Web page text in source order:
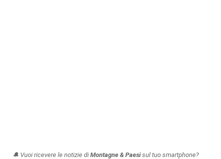
🔔 Vuoi ricevere le notizie di Montagne & Paesisul tuo smartphone?